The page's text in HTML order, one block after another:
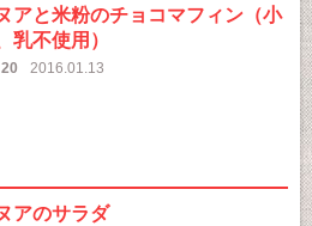
アと米粉のチョコマフィン（小
乳不使用）
20 2016.01.13
アのサラダ